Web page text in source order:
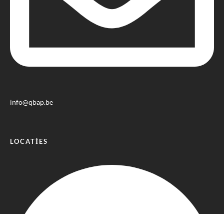
info@qbap.be
LOCATIES